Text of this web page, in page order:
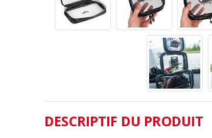
DESCRIPTIF DU PRODUIT